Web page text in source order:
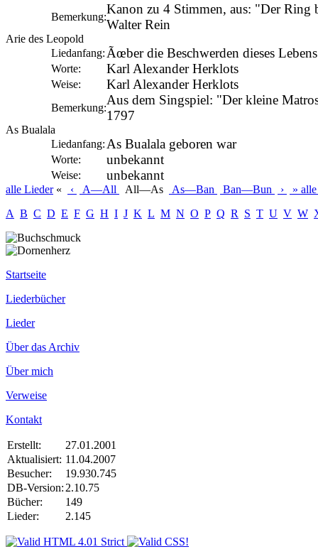
Bemerkung:
Kanon zu 4 Stimmen, aus: "Der Ring
Walter Rein
Arie des Leopold
Liedanfang: Ãœber die Beschwerden dieses Lebens
Worte: Karl Alexander Herklots
Weise: Karl Alexander Herklots
Bemerkung:
Aus dem Singspiel: "Der kleine
1797
As Bualala
Liedanfang: As Bualala geboren war
Worte: unbekannt
Weise: unbekannt
alle Lieder« ‹ A—All All—As As—Ban Ban—Bun › » alle
A B C D E F G H I J K L M N O P Q R S T U V W
Startseite
Liederbücher
Lieder
Über das Archiv
Über mich
Verweise
Kontakt
Erstellt:
27.01.2001
Aktualisiert: 11.04.2007
Besucher:
19.930.745
DB-Version: 2.10.75
Bücher:
149
Lieder:
2.145